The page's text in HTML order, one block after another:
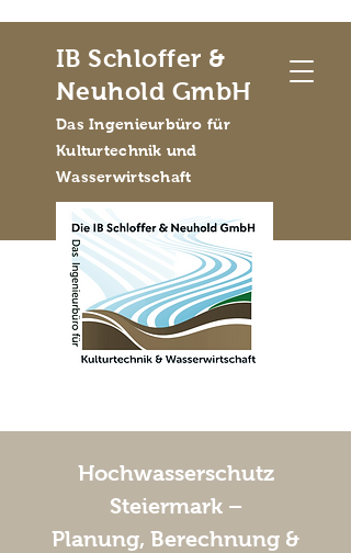
IB Schloffer &
Neuhold GmbH
Das Ingenieurbüro für
Kulturtechnik und
Wasserwirtschaft
Hochwasserschutz
Steiermark –
Planung, Berechnung &